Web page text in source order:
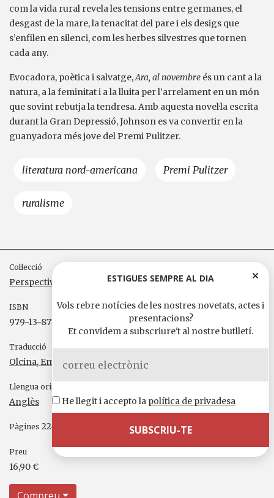
com la vida rural revela les tensions entre germanes, el
desgast de la mare, la tenacitat del pare i els desigs que
s’enfilen en silenci, com les herbes silvestres que tornen
cada any.
Evocadora, poètica i salvatge,Ara, al novembre és un cant a la
natura, a la feminitat i a la lluita per l’arrelament en un món
que sovint rebutja la tendresa. Amb aquesta novel·la escrita
durant la Gran Depressió, Johnson es va convertir en la
guanyadora més jove del Premi Pulitzer.
literatura nord-americana Premi Pulitzer
ruralisme
Col·lecció
Perspectives
ISBN
979-13-87757-17-5
Traducció
Olcina, Emili
Llengua original
Anglès
Pàgines 224
Preu
16,90 €
ESTIGUES SEMPRE AL DIA
Vols rebre notícies de les nostres novetats, actes i
presentacions?
Et convidem a subscriure't al nostre butlletí.
He llegit i accepto la política de privadesa